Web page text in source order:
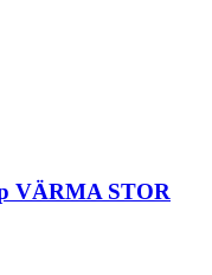
VÄRMA STOR